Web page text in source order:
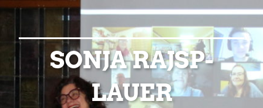
SONJA RAJSP-
LAUER